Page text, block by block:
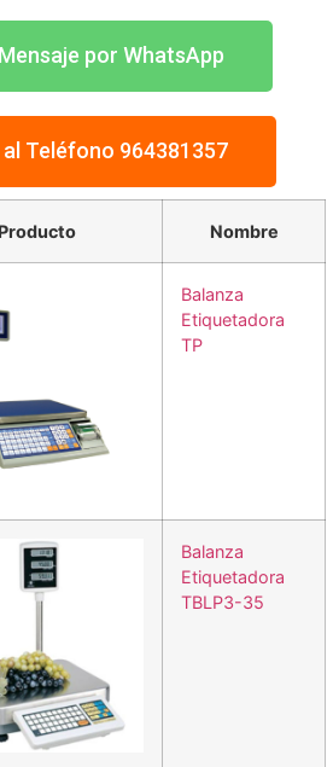
por WhatsApp
Teléfono 964381357
Producto Nombre
Balanza
Etiquetadora
TP
Balanza
Etiquetadora
TBLP3-35